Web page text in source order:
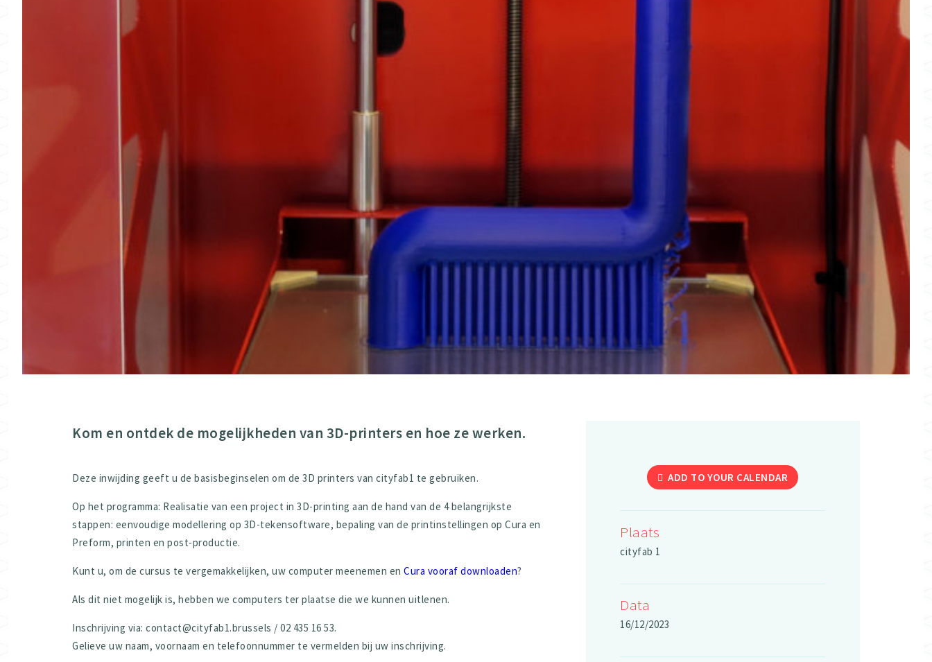
Kom en ontdek de mogelijkheden van 3D-printers en hoe ze werken.
Deze inwijding geeft u de basisbeginselen om de 3D printers van cityfab1 te gebruiken.
Op het programma: Realisatie van een project in 3D-printing aan de hand van de 4 belangrijkste
stappen: eenvoudige modellering op 3D-tekensoftware, bepaling van de printinstellingen op Cura en
Preform, printen en post-productie.
Kunt u, om de cursus te vergemakkelijken, uw computer meenemen enCura vooraf downloaden?
Als dit niet mogelijk is, hebben we computers ter plaatse die we kunnen uitlenen.
Inschrijving via: contact@cityfab1.brussels / 02 435 16 53.
Gelieve uw naam, voornaam en telefoonnummer te vermelden bij uw inschrijving.
ADD TO YOUR CALENDAR
Plaats
cityfab 1
Data
16/12/2023